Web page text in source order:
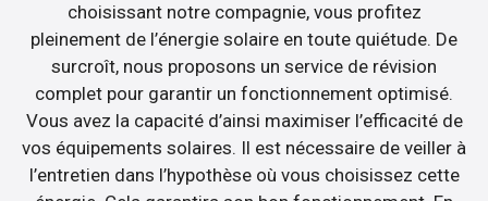
choisissant notre compagnie, vous profitez
pleinement de l’énergie solaire en toute quiétude. De
surcroît, nous proposons un service de révision
complet pour garantir un fonctionnement optimisé.
Vous avez la capacité d’ainsi maximiser l’efficacité de
vos équipements solaires. Il est nécessaire de veiller à
l’entretien dans l’hypothèse où vous choisissez cette